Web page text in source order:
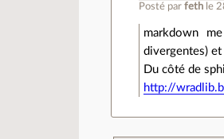
Posté parfeth le
markdown
divergentes)
Du côté de
http://